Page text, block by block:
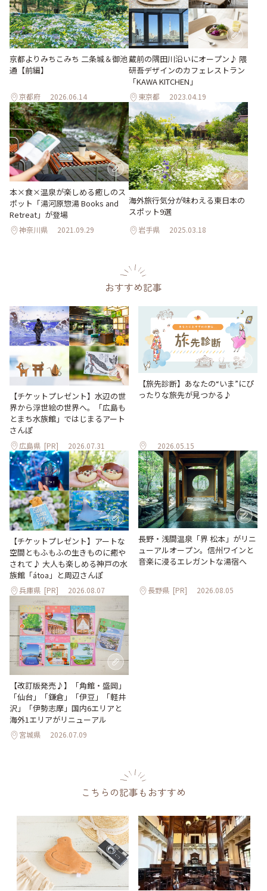
京都よりみちこみち 二条城＆御池
通【前編】
京都府 2026.06.14
蔵前の隅田川沿いにオープン♪ 隈
研吾デザインのカフェレストラン
「KAWA KITCHEN」
東京都 2023.04.19
本×食×温泉が楽しめる癒しのス
ポット「湯河原惣湯 Books and
Retreat」が登場
神奈川県 2021.09.29
海外旅行気分が味わえる東日本の
スポット9選
岩手県 2025.03.18
おすすめ記事
【チケットプレゼント】水辺の世
界から浮世絵の世界へ。「広島も
とまち水族館」ではじまるアート
さんぽ
広島県 [PR] 2026.07.31
【旅先診断】あなたの“いま”にぴ
ったりな旅先が見つかる♪
2026.05.15
【チケットプレゼント】アートな
空間ともふもふの生きものに癒や
されて♪ 大人も楽しめる神戸の水
族館「átoa」と周辺さんぽ
兵庫県 [PR] 2026.08.07
長野・浅間温泉「界 松本」がリニ
ューアルオープン。信州ワインと
音楽に浸るエレガントな湯宿へ
長野県 [PR] 2026.08.05
【改訂版発売♪】「角館・盛岡」
「仙台」「鎌倉」「伊豆」「軽井
沢」「伊勢志摩」国内6エリアと
海外1エリアがリニューアル
宮城県 2026.07.09
こちらの記事もおすすめ